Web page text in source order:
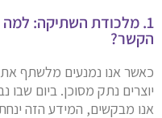
1. מלכודת השתיקה:
הקשר?
כאשר אנו נמנעים מלשתף את
יוצרים נתק מסוכן. ביום שבו
אנו מבקשים, המידע הזה